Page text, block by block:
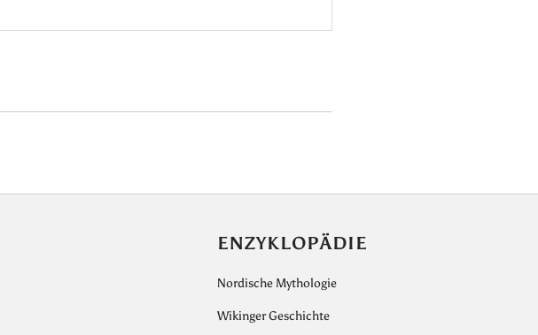
ENZYKLOPÄDIE
Nordische Mythologie
Wikinger Geschichte